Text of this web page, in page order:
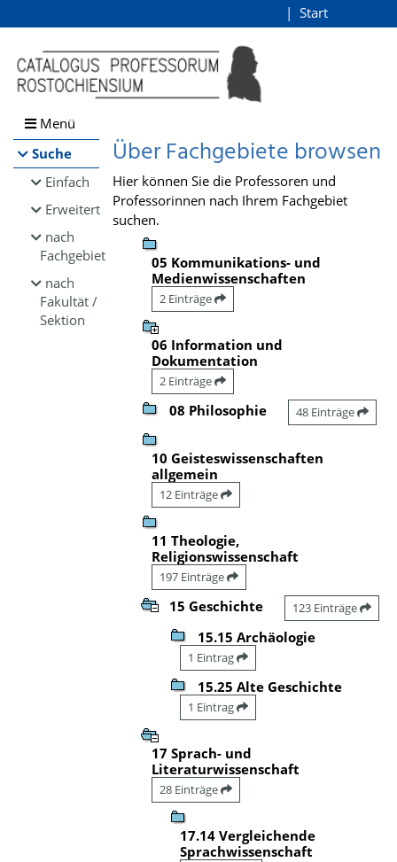
Browsen
direkt zum Inhalt
Start
Menü
Suche
Einfach
Erweitert
nach
Fachgebiet
nach
Fakultät /
Sektion
Über Fachgebiete browsen
Hier können Sie die Professoren und
Professorinnen nach Ihrem Fachgebiet
suchen.
05 Kommunikations- und
Medienwissenschaften
2 Einträge
06 Information und
Dokumentation
2 Einträge
08 Philosophie 48 Einträge
10 Geisteswissenschaften
allgemein
12 Einträge
11 Theologie,
Religionswissenschaft
197 Einträge
15 Geschichte 123 Einträge
15.15 Archäologie
1 Eintrag
15.25 Alte Geschichte
1 Eintrag
17 Sprach- und
Literaturwissenschaft
28 Einträge
17.14 Vergleichende
Sprachwissenschaft